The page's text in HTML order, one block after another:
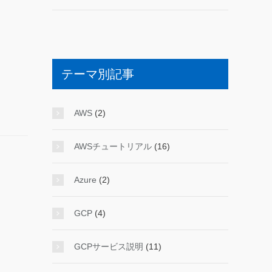
テーマ別記事
AWS (2)
AWSチュートリアル (16)
Azure (2)
GCP (4)
GCPサービス説明 (11)